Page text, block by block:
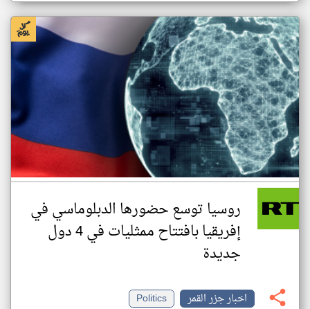
روسيا توسع حضورها الدبلوماسي في
إفريقيا بافتتاح ممثليات في 4 دول
جديدة
اخبار جزر القمر
Politics